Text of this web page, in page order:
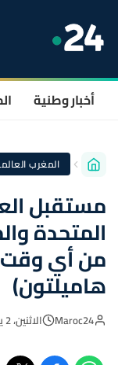
أخبار وطنية
المغرب
مستقبل
المتحدة
من أي
هاميلتون)
Maroc24 الاثنين، 2 يونيو 2025 - 20:31